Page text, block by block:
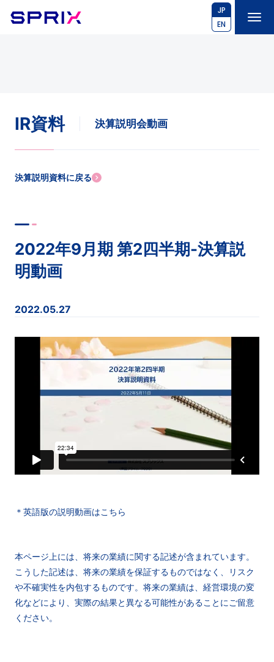
JP
EN
IR資料 決算説明会動画
決算説明資料に戻る
2022年9月期 第2四半期-決算説
明動画
2022.05.27
＊英語版の説明動画はこちら
本ページ上には、将来の業績に関する記述が含まれています。
こうした記述は、将来の業績を保証するものではなく、
リスク
や不確実性を内包するものです。将来の業績は、経営環境の変
化などにより、実際の結果と異なる可能性があることにご留意
ください。